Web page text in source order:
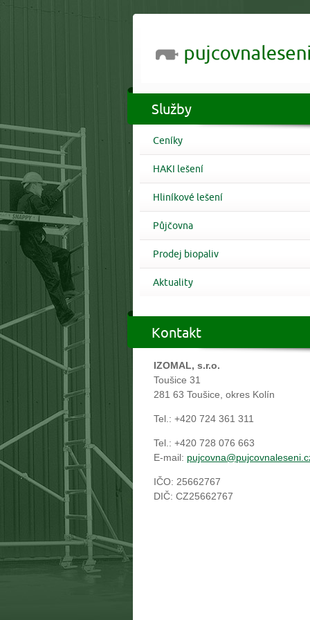
Služby
Ceníky
HAKI lešení
Hliníkové lešení
Půjčovna
Prodej biopaliv
Aktuality
Kontakt
IZOMAL, s.r.o.
Toušice 31
281 63 Toušice, okres Kolín
Tel.: +420 724 361 311
Tel.: +420 728 076 663
E-mail:
IČO: 25662767
DIČ: CZ25662767